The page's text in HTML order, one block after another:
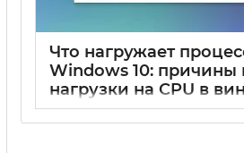
Что нагружает
Windows 10: причины
нагрузки на CPU в